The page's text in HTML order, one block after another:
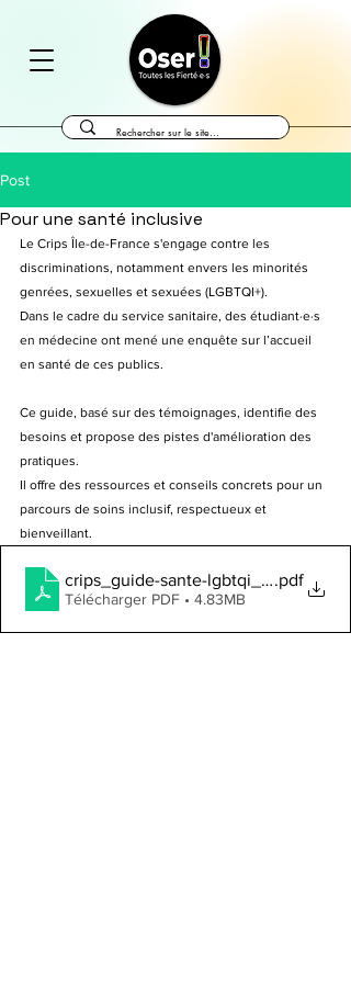
Post
Pour une santé inclusive
Le Crips Île-de-France s'engage contre les
discriminations, notamment envers les minorités
genrées, sexuelles et sexuées (LGBTQI+).
Dans le cadre du service sanitaire, des étudiant·e·s
en médecine ont mené une enquête sur l’accueil
en santé de ces publics.
Ce guide, basé sur des témoignages, identifie des
besoins et propose des pistes d'amélioration des
pratiques.
Il offre des ressources et conseils concrets pour un
parcours de soins inclusif, respectueux et
bienveillant.
crips_guide-sante-lgbtqi_2021
.pdf
Télécharger PDF • 4.83MB